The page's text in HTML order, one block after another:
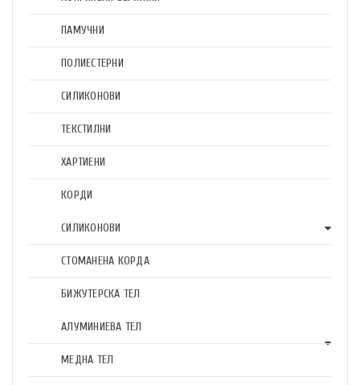
ПАМУЧНИ
ПОЛИЕСТЕРНИ
СИЛИКОНОВИ
ТЕКСТИЛНИ
ХАРТИЕНИ
КОРДИ
СИЛИКОНОВИ
СТОМАНЕНА КОРДА
БИЖУТЕРСКА ТЕЛ
АЛУМИНИЕВА ТЕЛ
МЕДНА ТЕЛ